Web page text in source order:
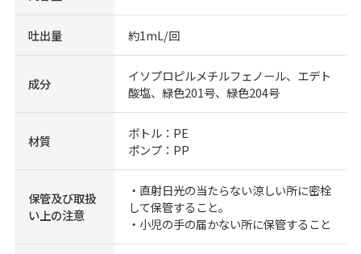
吐出量 約1mL/回
成分
イソプロピルメチルフェノール、エデト
酸塩、緑色201号、緑色204号
材質
ボトル：PE
ポンプ：PP
保管及び取扱
い上の注意
・直射日光の当たらない涼しい所に密栓
して保管すること。
・小児の手の届かない所に保管すること